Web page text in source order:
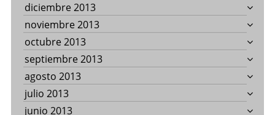
diciembre 2013
noviembre 2013
octubre 2013
septiembre 2013
agosto 2013
julio 2013
junio 2013